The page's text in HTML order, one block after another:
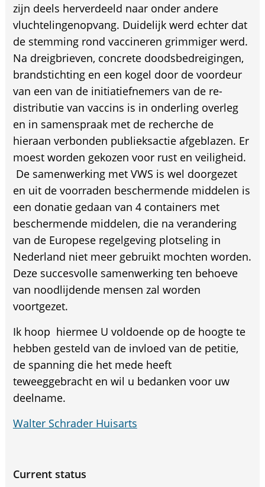
zijn deels herverdeeld naar onder andere
vluchtelingenopvang. Duidelijk werd echter dat
de stemming rond vaccineren grimmiger werd.
Na dreigbrieven, concrete doodsbedreigingen,
brandstichting en een kogel door de voordeur
van een van de initiatiefnemers van de re-
distributie van vaccins is in onderling overleg
en in samenspraak met de recherche de
hieraan verbonden publieksactie afgeblazen. Er
moest worden gekozen voor rust en veiligheid.
De samenwerking met VWS is wel doorgezet
en uit de voorraden beschermende middelen is
een donatie gedaan van 4 containers met
beschermende middelen, die na verandering
van de Europese regelgeving plotseling in
Nederland niet meer gebruikt mochten worden.
Deze succesvolle samenwerking ten behoeve
van noodlijdende mensen zal worden
voortgezet.
Ik hoop hiermee U voldoende op de hoogte te
hebben gesteld van de invloed van de petitie,
de spanning die het mede heeft
teweeggebracht en wil u bedanken voor uw
deelname.
Walter Schrader Huisarts
Current status